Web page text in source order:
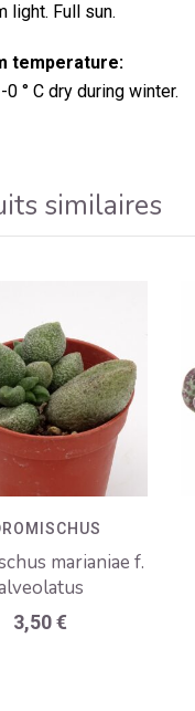
light. Full sun.
temperature:
0 ° C dry during winter.
similaires
marianiae f.
3,50€